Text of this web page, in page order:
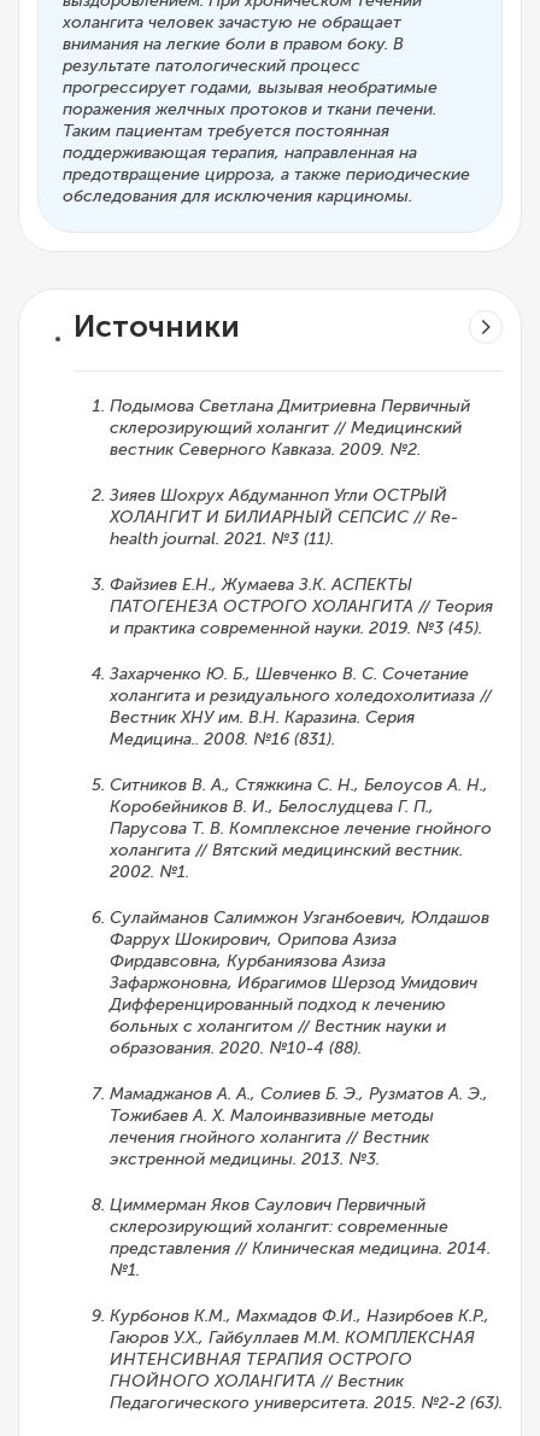
холангита человек зачастую не обращает
внимания на легкие боли в правом боку. В
результате патологический процесс
прогрессирует годами, вызывая необратимые
поражения желчных протоков и ткани печени.
Таким пациентам требуется постоянная
поддерживающая терапия, направленная на
предотвращение цирроза, а также периодические
обследования для исключения карциномы.
Источники
Подымова Светлана Дмитриевна Первичный
склерозирующий холангит // Медицинский
вестник Северного Кавказа. 2009. №2.
Зияев Шохрух Абдуманноп Угли ОСТРЫЙ
ХОЛАНГИТ И БИЛИАРНЫЙ СЕПСИС // Re-
health journal. 2021. №3 (11).
Файзиев Е.Н., Жумаева З.К. АСПЕКТЫ
ПАТОГЕНЕЗА ОСТРОГО ХОЛАНГИТА // Теория
и практика современной науки. 2019. №3 (45).
Захарченко Ю. Б., Шевченко В. С. Сочетание
холангита и резидуального холедохолитиаза //
Вестник ХНУ им. В.Н. Каразина. Серия
Медицина.. 2008. №16 (831).
Ситников В. А., Стяжкина С. Н., Белоусов А. Н.,
Коробейников В. И., Белослудцева Г. П.,
Парусова Т. В. Комплексное лечение гнойного
холангита // Вятский медицинский вестник.
2002. №1.
Сулайманов Салимжон Узганбоевич, Юлдашов
Фаррух Шокирович, Орипова Азиза
Фирдавсовна, Курбаниязова Азиза
Зафаржоновна, Ибрагимов Шерзод Умидович
Дифференцированный подход к лечению
больных с холангитом // Вестник науки и
образования. 2020. №10-4 (88).
Мамаджанов А. А., Солиев Б. Э., Рузматов А. Э.,
Тожибаев А. Х. Малоинвазивные методы
лечения гнойного холангита // Вестник
экстренной медицины. 2013. №3.
Циммерман Яков Саулович Первичный
склерозирующий холангит: современные
представления // Клиническая медицина. 2014.
№1.
Курбонов К.М., Махмадов Ф.И., Назирбоев К.Р.,
Гаюров У.Х., Гайбуллаев М.М. КОМПЛЕКСНАЯ
ИНТЕНСИВНАЯ ТЕРАПИЯ ОСТРОГО
ГНОЙНОГО ХОЛАНГИТА // Вестник
Педагогического университета. 2015. №2-2 (63).